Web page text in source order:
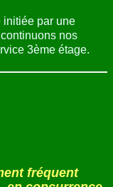
initiée par une
nos
3ème étage.
fréquent